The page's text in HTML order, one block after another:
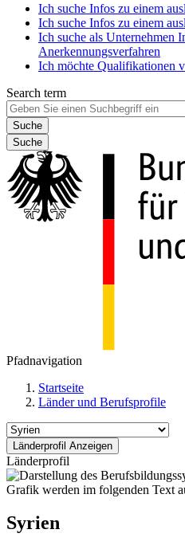
Ich suche Infos zu einem
Ich suche Infos zu einem
Ich suche als Unternehmen
Anerkennungsverfahren
Ich möchte Qualifikationen
Search term
Suche
Pfadnavigation
Startseite
Länder und Berufsprofile
Länderprofil
Syrien